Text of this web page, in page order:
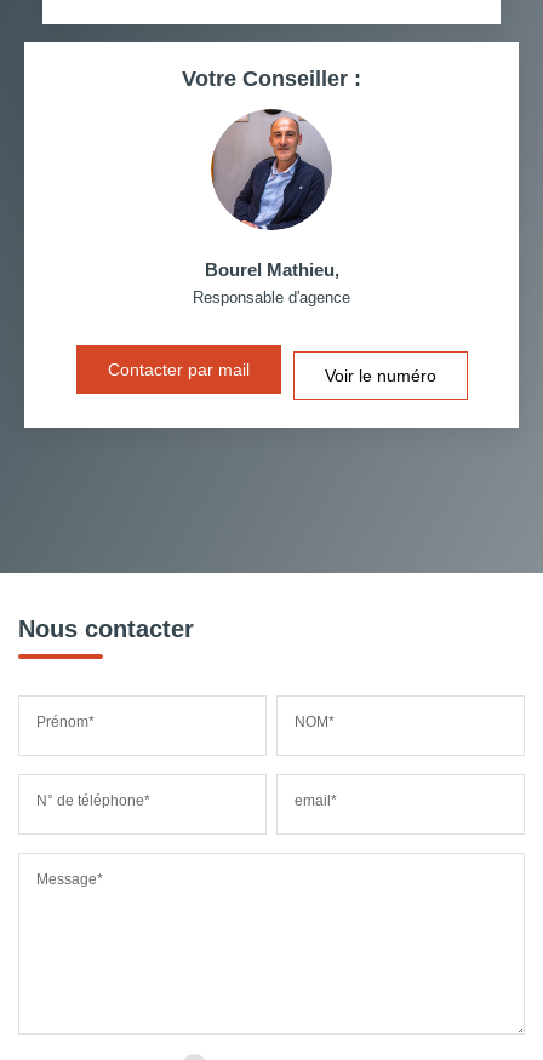
Votre Conseiller :
Bourel Mathieu,
Responsable d'agence
Contacter par mail Voir le numéro
Nous contacter
Prénom* NOM*
N° de téléphone* email*
Message*